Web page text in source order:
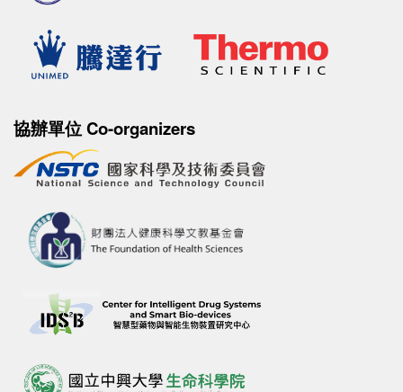
協辦單位 Co-organizers